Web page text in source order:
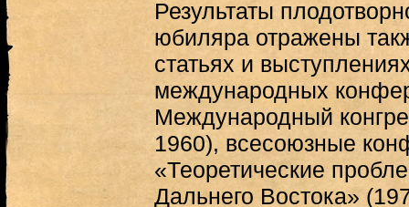
Результаты
юбиляра отражены
статьях и
международных
Международный
1960), всесоюзные
«Теоретические
Дальнего Востока»